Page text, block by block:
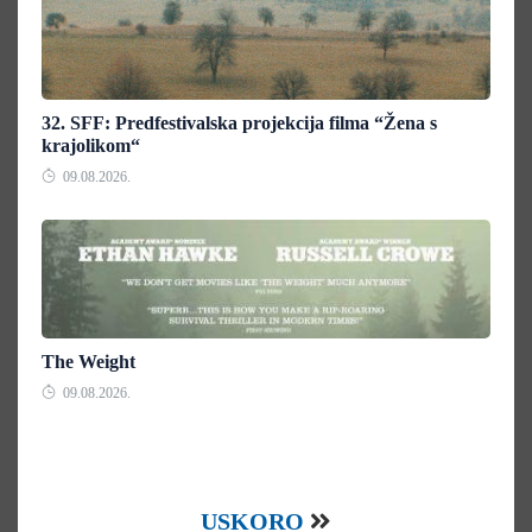
32. SFF: Predfestivalska projekcija filma “Žena s
krajolikom“
09.08.2026.
The Weight
09.08.2026.
USKORO